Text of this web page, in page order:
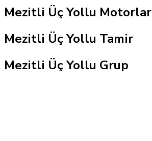
Mezitli Üç Yollu Motorlar
Mezitli Üç Yollu Tamir
Mezitli Üç Yollu Grup